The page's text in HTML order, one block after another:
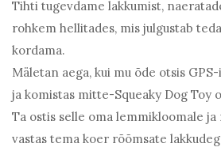
Tihti tugevdame lakkumist,
rohkem hellitades, mis julgustab
kordama.
Mäletan aega, kui mu õde otsis
ja komistas mitte-Squeaky Dog Toy
Ta ostis selle oma lemmikloomale
vastas tema koer rõõmsate